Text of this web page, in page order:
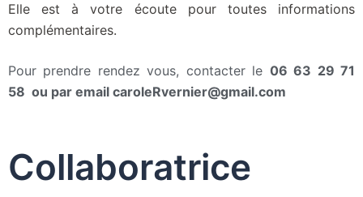
Elle est à votre écoute pour toutes informations
complémentaires.
Pour prendre rendez vous, contacter le 06 63 29 71
58 ou par email caroleRvernier@gmail.com
Collaboratrice